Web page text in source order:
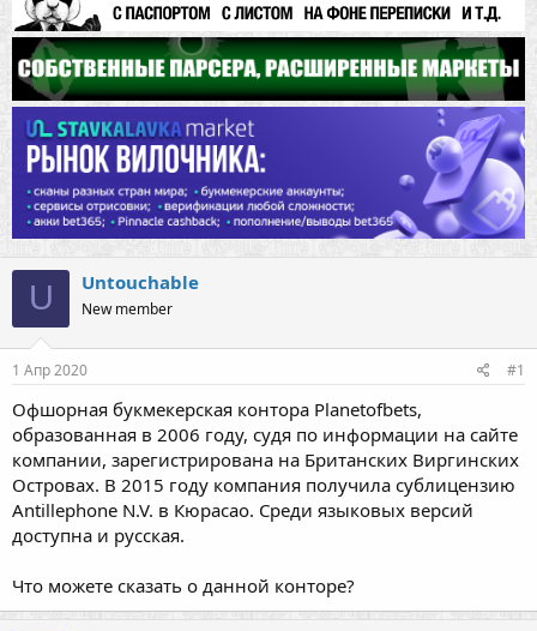
U Untouchable
New member
1 Апр 2020 #1
Офшорная букмекерская контора Planetofbets,
образованная в 2006 году, судя по информации на сайте
компании, зарегистрирована на Британских Виргинских
Островах. В 2015 году компания получила сублицензию
Antillephone N.V. в Кюрасао. Среди языковых версий
доступна и русская.
Что можете сказать о данной конторе?